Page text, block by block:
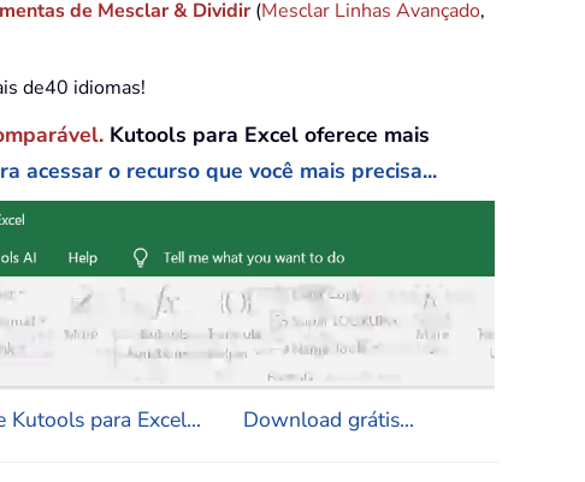
de Mesclar & Dividir (Mesclar Linhas Avançado,
de40 idiomas!
Kutools para Excel oferece mais
acessar o recurso que você mais precisa...
Kutools para Excel... Download grátis...